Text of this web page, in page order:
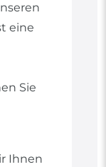
eine
Sie
Ihnen